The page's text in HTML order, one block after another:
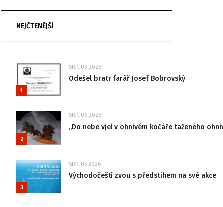
NEJČTENĚJŠÍ
1
SRP, 03 2026
Odešel bratr farář Josef Bobrovský
2
SRP, 06 2026
„Do nebe vjel v ohnivém kočáře taženého
3
SRP, 05 2026
Východočeští zvou s předstihem na své akce